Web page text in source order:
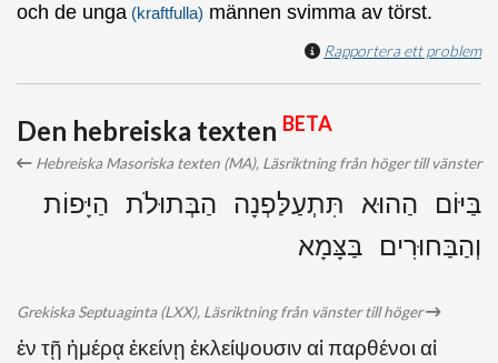
och de unga (kraftfulla) männen svimma av törst.
Rapportera ett problem
Den hebreiska texten BETA
Hebreiska Masoriska texten (MA), Läsriktning från höger till vänster
בַּיּוֹם הַהוּא תִּתְעַלַּפְנָה הַבְּתוּלֹת הַיָּפוֹת
וְהַבַּחוּרִים בַּצָּמָא
Grekiska Septuaginta (LXX), Läsriktning från vänster till höger
ἐν τῇ ἡμέρᾳ ἐκείνῃ ἐκλείψουσιν αἱ παρθένοι αἱ